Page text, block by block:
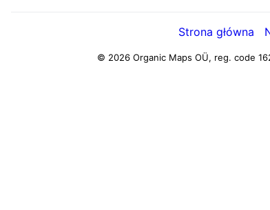
Strona główna
© 2026 Organic Maps OÜ, reg. code